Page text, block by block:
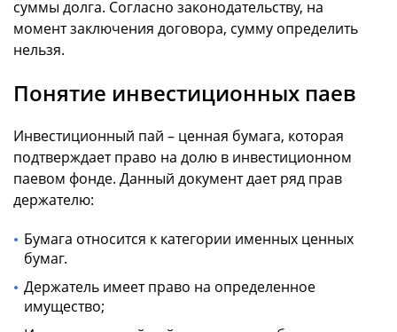
суммы долга. Согласно законодательству, на
момент заключения договора, сумму определить
нельзя.
Понятие инвестиционных паев
Инвестиционный пай – ценная бумага, которая
подтверждает право на долю в инвестиционном
паевом фонде. Данный документ дает ряд прав
держателю:
Бумага относится к категории именных ценных
бумаг.
Держатель имеет право на определенное
имущество;